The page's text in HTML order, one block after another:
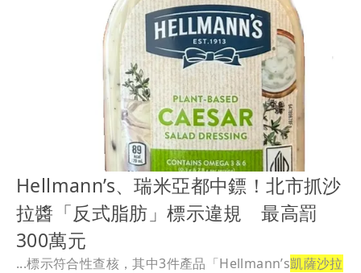
Hellmann’s、瑞米亞都中鏢！北市抓沙
拉醬「反式脂肪」標示違規 最高罰
300萬元
...標示符合性查核，其中3件產品「Hellmann’s凱薩沙拉